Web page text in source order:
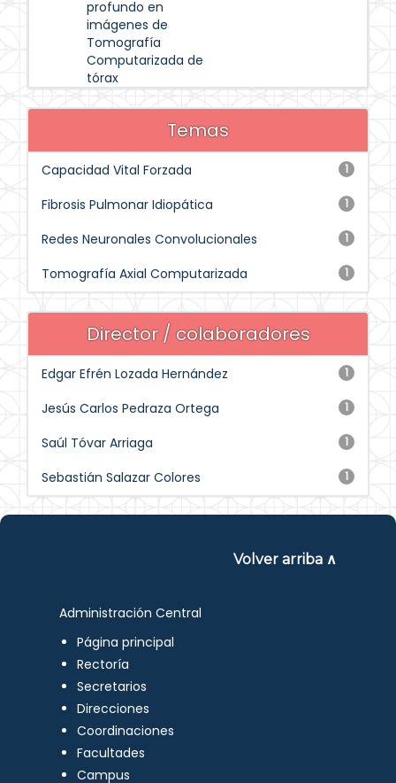
profundo en
imágenes de
Tomografía
Computarizada de
tórax
Temas
1
Capacidad Vital Forzada
1
Fibrosis Pulmonar Idiopática
1
Redes Neuronales Convolucionales
1
Tomografía Axial Computarizada
Director / colaboradores
1
Edgar Efrén Lozada Hernández
1
Jesús Carlos Pedraza Ortega
1
Saúl Tóvar Arriaga
1
Sebastián Salazar Colores
Volver arriba ∧
Administración Central
Página principal
Rectoría
Secretarios
Direcciones
Coordinaciones
Facultades
Campus